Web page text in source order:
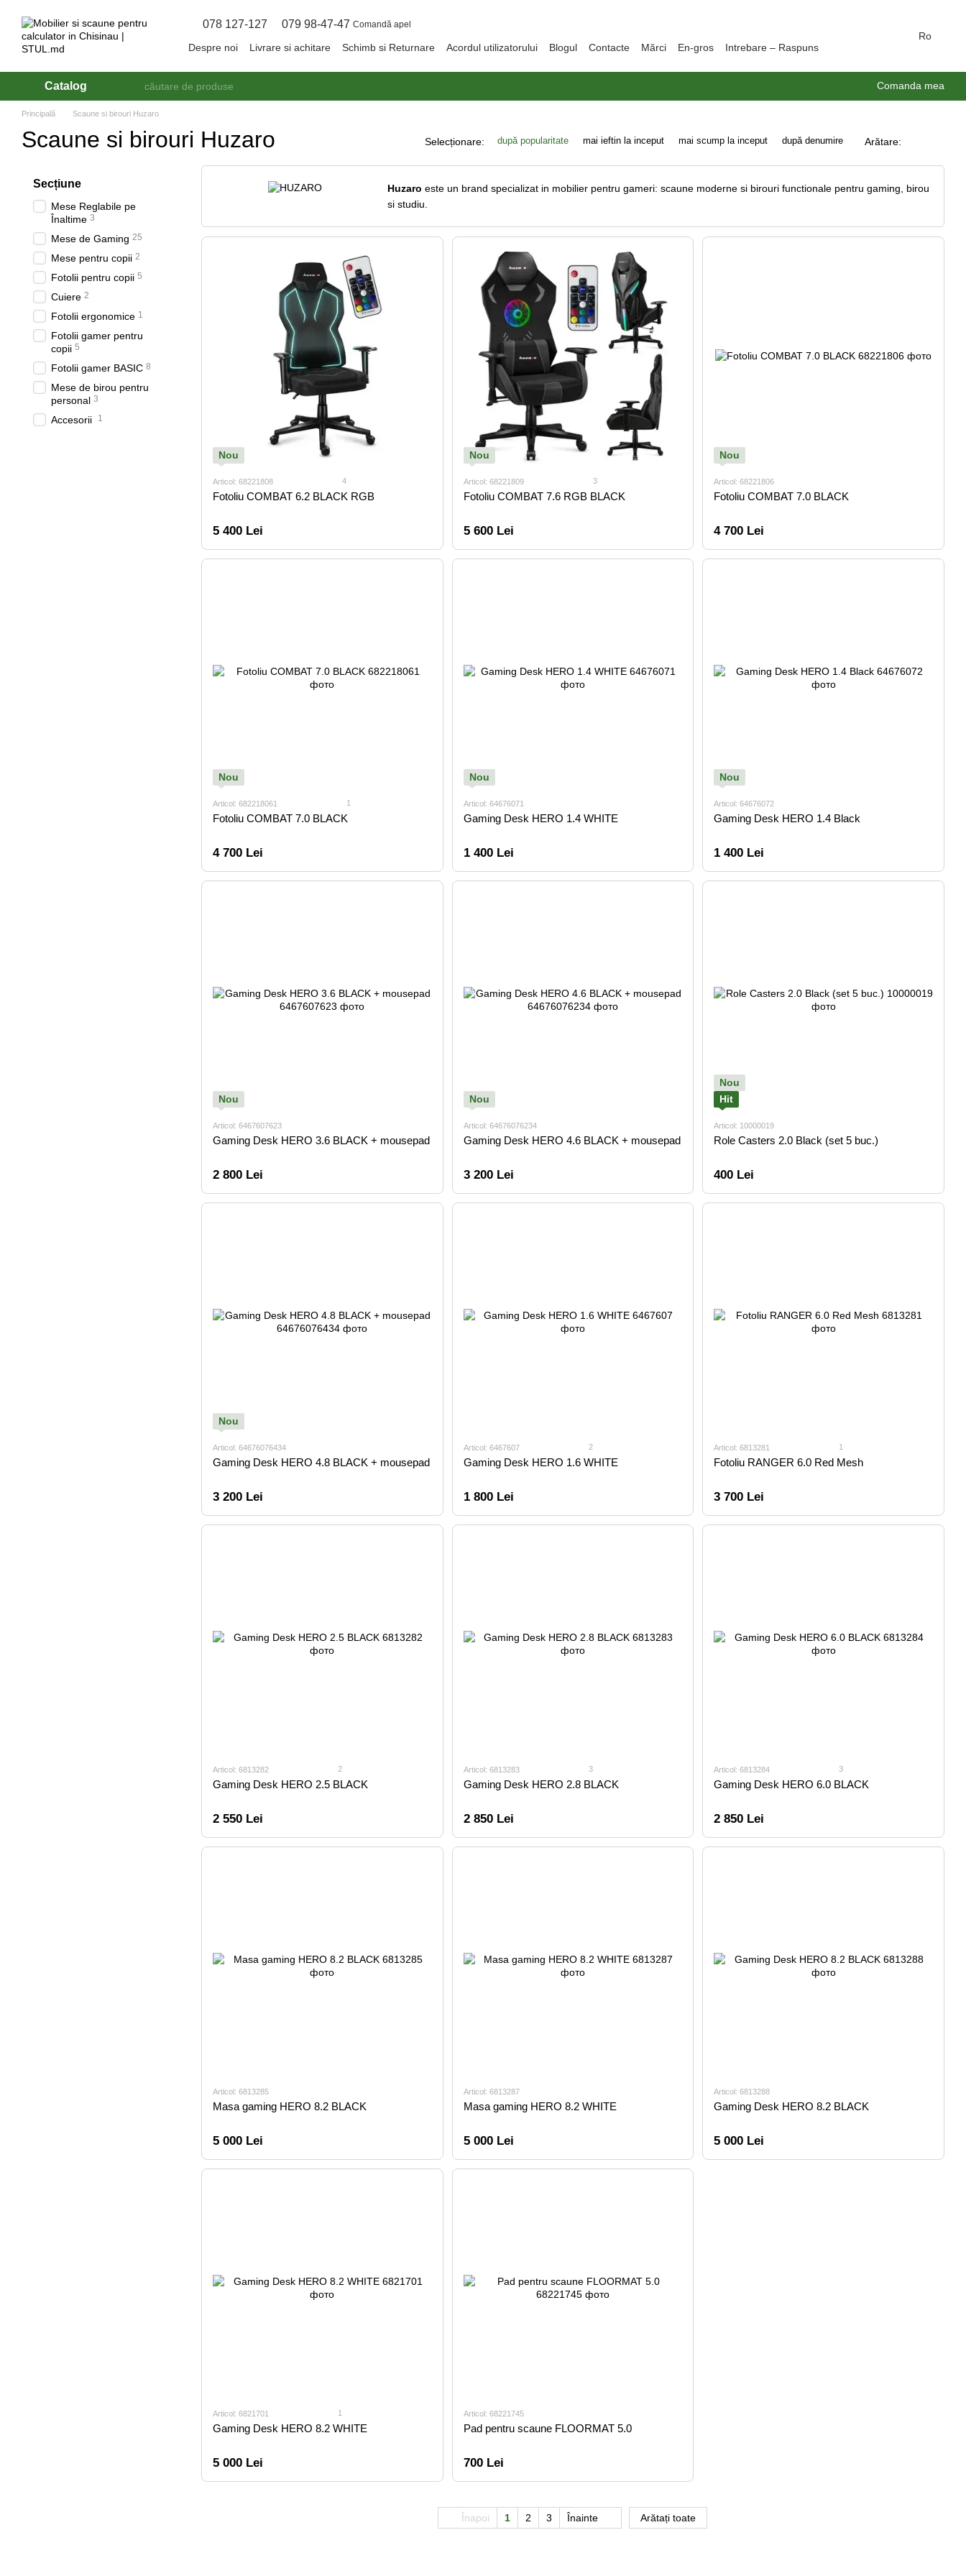
078 127-127 079 98-47-47 Comandă apel
Despre noi Livrare si achitare Schimb si Returnare Acordul utilizatorului Blogul Contacte Mărci En-gros Intrebare – Raspuns
Ro
Catalog Comanda mea
Principală Scaune si birouri Huzaro
Scaune si birouri Huzaro Selecționare: după popularitate mai ieftin la inceput mai scump la inceput după denumire Arătare:
Huzaro este un brand specializat in mobilier pentru gameri: scaune moderne si birouri functionale pentru gaming, birou
si studiu.
Nou
Articol: 68221808 4
Fotoliu COMBAT 6.2 BLACK RGB
5 400 Lei
Nou
Articol: 68221809 3
Fotoliu COMBAT 7.6 RGB BLACK
5 600 Lei
Nou
Articol: 68221806
Fotoliu COMBAT 7.0 BLACK
4 700 Lei
Nou
Articol: 682218061 1
Fotoliu COMBAT 7.0 BLACK
4 700 Lei
Nou
Articol: 64676071
Gaming Desk HERO 1.4 WHITE
1 400 Lei
Nou
Articol: 64676072
Gaming Desk HERO 1.4 Black
1 400 Lei
Nou
Articol: 6467607623
Gaming Desk HERO 3.6 BLACK + mousepad
2 800 Lei
Nou
Articol: 64676076234
Gaming Desk HERO 4.6 BLACK + mousepad
3 200 Lei
Nou
Hit
Articol: 10000019
Role Casters 2.0 Black (set 5 buc.)
400 Lei
Nou
Articol: 64676076434
Gaming Desk HERO 4.8 BLACK + mousepad
3 200 Lei
Articol: 6467607 2
Gaming Desk HERO 1.6 WHITE
1 800 Lei
Articol: 6813281 1
Fotoliu RANGER 6.0 Red Mesh
3 700 Lei
Articol: 6813282 2
Gaming Desk HERO 2.5 BLACK
2 550 Lei
Articol: 6813283 3
Gaming Desk HERO 2.8 BLACK
2 850 Lei
Articol: 6813284 3
Gaming Desk HERO 6.0 BLACK
2 850 Lei
Articol: 6813285
Masa gaming HERO 8.2 BLACK
5 000 Lei
Articol: 6813287
Masa gaming HERO 8.2 WHITE
5 000 Lei
Articol: 6813288
Gaming Desk HERO 8.2 BLACK
5 000 Lei
Articol: 6821701 1
Gaming Desk HERO 8.2 WHITE
5 000 Lei
Articol: 68221745
Pad pentru scaune FLOORMAT 5.0
700 Lei
Înapoi 1 2 3 Înainte Arătați toate
Seсțiune
Mese Reglabile pe
Înaltime 3
Mese de Gaming 25
Mese pentru copii 2
Fotolii pentru copii 5
Cuiere 2
Fotolii ergonomice 1
Fotolii gamer pentru
copii 5
Fotolii gamer BASIC 8
Mese de birou pentru
personal 3
Accesorii 1